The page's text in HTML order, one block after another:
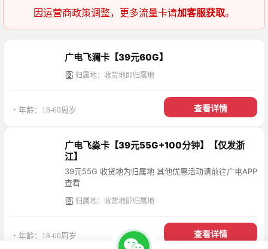
因运营商政策调整，更多流量卡请加客服获取。
广电飞澜卡【39元60G】
归属地：收货地即归属地
・年龄：18-60周岁 查看详情
广电飞淼卡【39元55G+100分钟】【仅发浙
江】
39元55G 收货地为归属地 其他优惠活动请前往广电APP
查看
归属地：收货地即归属地
・年龄：18-60周岁 查看详情